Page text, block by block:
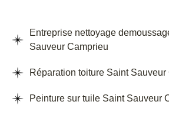
Entreprise nettoyage
Sauveur Camprieu
Réparation toiture Saint Sauveur
Peinture sur tuile Saint Sauveur